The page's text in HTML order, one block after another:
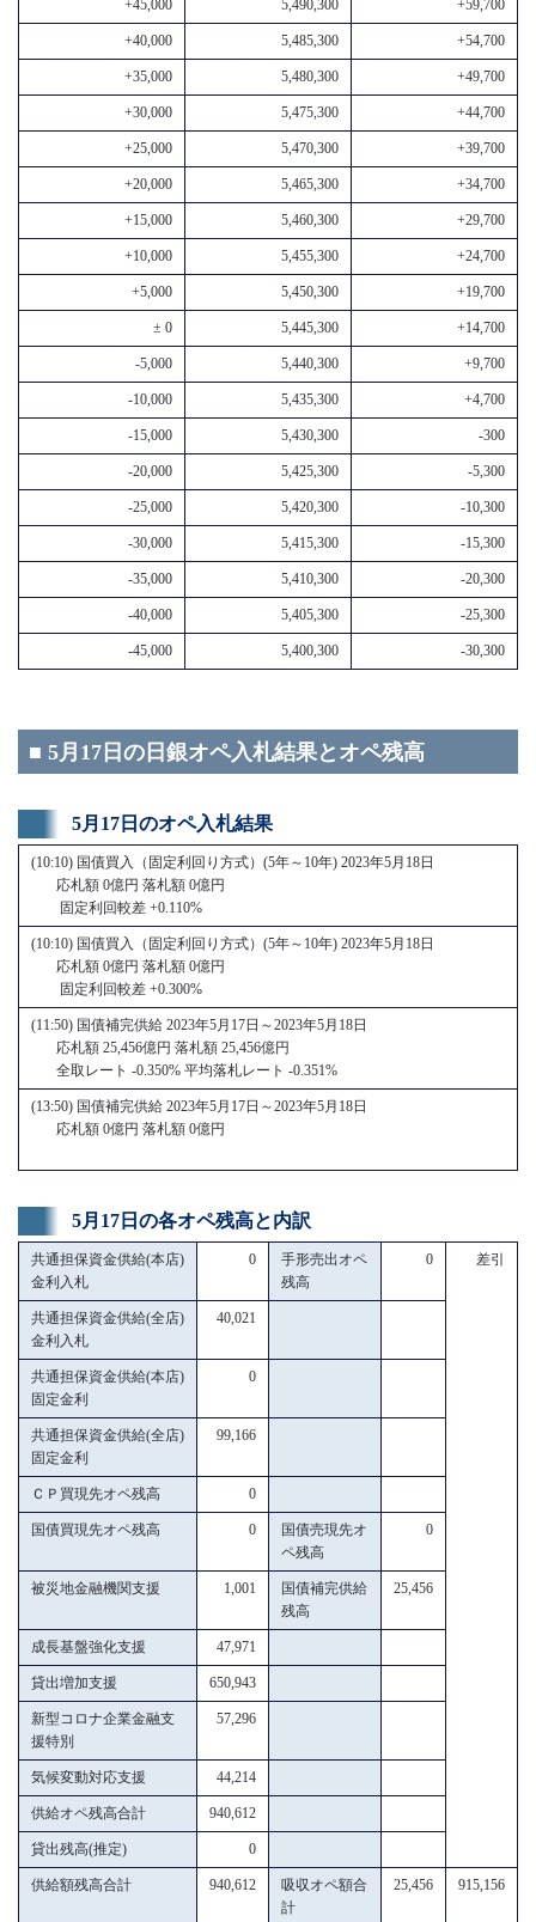
+45,000 5,490,300 +59,700
+40,000 5,485,300 +54,700
+35,000 5,480,300 +49,700
+30,000 5,475,300 +44,700
+25,000 5,470,300 +39,700
+20,000 5,465,300 +34,700
+15,000 5,460,300 +29,700
+10,000 5,455,300 +24,700
+5,000 5,450,300 +19,700
± 0 5,445,300 +14,700
-5,000 5,440,300 +9,700
-10,000 5,435,300 +4,700
-15,000 5,430,300 -300
-20,000 5,425,300 -5,300
-25,000 5,420,300 -10,300
-30,000 5,415,300 -15,300
-35,000 5,410,300 -20,300
-40,000 5,405,300 -25,300
-45,000 5,400,300 -30,300
■ 5月17日の日銀オペ入札結果とオペ残高
5月17日のオペ入札結果
(10:10) 国債買入（固定利回り方式）(5年～10年) 2023年5月18日
応札額 0億円 落札額 0億円
固定利回較差 +0.110%
(10:10) 国債買入（固定利回り方式）(5年～10年) 2023年5月18日
応札額 0億円 落札額 0億円
固定利回較差 +0.300%
(11:50) 国債補完供給 2023年5月17日～2023年5月18日
応札額 25,456億円 落札額 25,456億円
全取レート -0.350% 平均落札レート -0.351%
(13:50) 国債補完供給 2023年5月17日～2023年5月18日
応札額 0億円 落札額 0億円
5月17日の各オペ残高と内訳
共通担保資金供給(本店)
金利入札
0
手形売出オペ
残高
0 差引
共通担保資金供給(全店)
金利入札
40,021
共通担保資金供給(本店)
固定金利
0
共通担保資金供給(全店)
固定金利
99,166
ＣＰ買現先オペ残高 0
国債買現先オペ残高 0
国債売現先オ
ペ残高
0
被災地金融機関支援 1,001
国債補完供給
残高
25,456
成長基盤強化支援 47,971
貸出増加支援 650,943
新型コロナ企業金融支
援特別
57,296
気候変動対応支援 44,214
供給オペ残高合計 940,612
貸出残高(推定) 0
供給額残高合計 940,612
吸収オペ額合
計
25,456 915,156